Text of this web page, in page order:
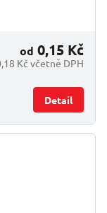
Kč včetně DPH
od 0,15 Kč
Detail